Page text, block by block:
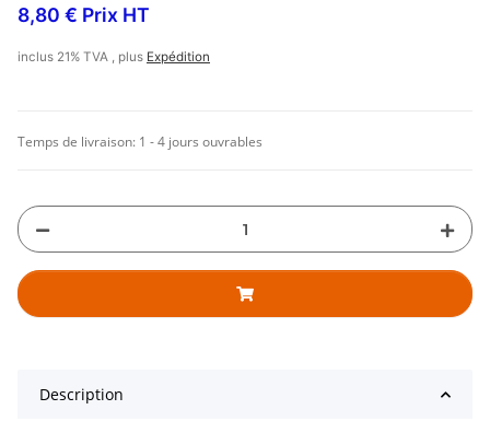
8,80 € Prix HT
inclus 21% TVA , plus Expédition
Temps de livraison: 1 - 4 jours ouvrables
Description